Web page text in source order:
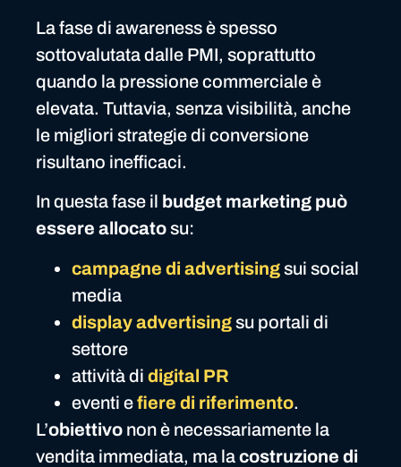
La fase di awareness è spesso
sottovalutata dalle PMI, soprattutto
quando la pressione commerciale è
elevata. Tuttavia, senza visibilità, anche
le migliori strategie di conversione
risultano inefficaci.
In questa fase il budget marketing può
essere allocatosu:
campagne di advertisingsui social
media
display advertisingsu portali di
settore
attività di digital PR
eventi efiere di riferimento.
L’obiettivo non è necessariamente la
vendita immediata, ma lacostruzione di